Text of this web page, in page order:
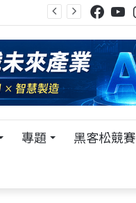
專題 黑客松競賽